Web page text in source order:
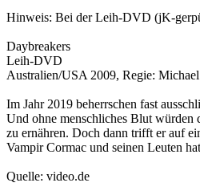
Hinweis: Bei der Leih-DVD (jK-
Daybreakers
Leih-DVD
Australien/USA 2009, Regie:
Im Jahr 2019 beherrschen fast
Und ohne menschliches Blut würden
zu ernähren. Doch dann trifft er auf
Vampir Cormac und seinen Leuten
Quelle: video.de